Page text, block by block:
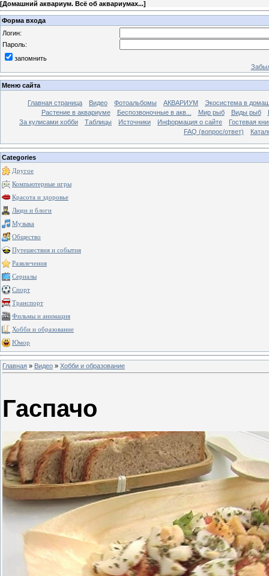
[Домашний аквариум. Всё об аквариумах...]
Форма входа
Логин:
Пароль:
запомнить
Меню сайта
Главная страница Видео Фотоальбомы АКВАРИУМ
Экосистема в
Растение в аквариуме
Беспозвоночные в акв... Мир рыб Виды рыб
За кулисами хобби
Таблицы Источники Информация о сайте
Гостевая
FAQ (вопрос/ответ)
Categories
Другое
Компьютерные игры
Красота и здоровье
Люди и блоги
Музыка
Общество
Путешествия и события
Развлечения
Сериалы
Спорт
Транспорт
Фильмы и анимация
Хобби и образование
Юмор
Главная » Видео » Хобби и образование
Гаспачо